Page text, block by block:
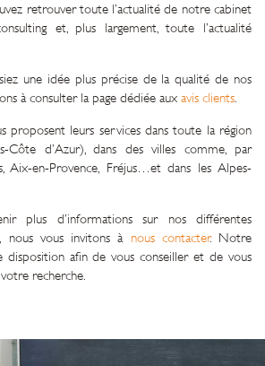
retrouver toute l’actualité de notre cabinet
et, plus largement, toute l’actualité
une idée plus précise de la qualité de nos
à consulter la page dédiée aux avis clients.
proposent leurs services dans toute la région
Côte d’Azur), dans des villes comme, par
Aix-en-Provence, Fréjus…et dans les Alpes-
plus d’informations sur nos différentes
nous vous invitons à nous contacter. Notre
afin de vous conseiller et de vous
recherche.